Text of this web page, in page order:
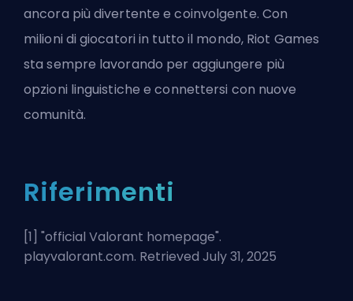
ancora più divertente e coinvolgente. Con
milioni di giocatori in tutto il mondo, Riot Games
sta sempre lavorando per aggiungere più
opzioni linguistiche e connettersi con nuove
comunità.
Riferimenti
[1] "official Valorant homepage".
playvalorant.com. Retrieved July 31, 2025